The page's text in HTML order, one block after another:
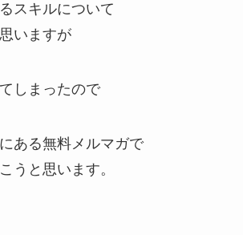
スキルについて
いますが
しまったので
ある無料メルマガで
うと思います。